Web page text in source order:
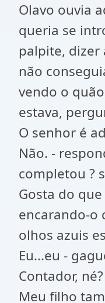
Olavo ouvia
queria se
palpite, dizer
não
vendo o
estava,
O senhor é
Não. -
completou ?
Gosta do
encarando-o
olhos azuis
Eu...eu -
Contador,
Meu filho